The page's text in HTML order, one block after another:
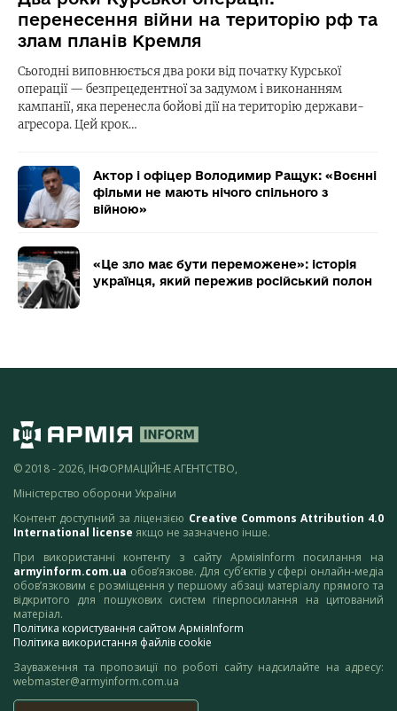
перенесення війни на територію рф та
злам планів Кремля
Сьогодні виповнюється два роки від початку Курської
операції — безпрецедентної за задумом і виконанням
кампанії, яка перенесла бойові дії на територію держави-
агресора. Цей крок…
Актор і офіцер Володимир Ращук: «Воєнні
фільми не мають нічого спільного з
війною»
«Це зло має бути переможене»: історія
українця, який пережив російський полон
© 2018 - 2026, ІНФОРМАЦІЙНЕ АГЕНТСТВО,
Міністерство оборони України
Контент доступний за ліцензією Creative Commons Attribution 4.0
International license якщо не зазначено інше.
При використанні контенту з сайту АрміяInform посилання на
armyinform.com.ua обов’язкове. Для суб’єктів у сфері онлайн-медіа
обов’язковим є розміщення у першому абзаці матеріалу прямого та
відкритого для пошукових систем гіперпосилання на цитований
матеріал.
Політика користування сайтом АрміяInform
Політика використання файлів cookie
Зауваження та пропозиції по роботі сайту надсилайте на адресу:
webmaster@armyinform.com.ua